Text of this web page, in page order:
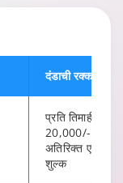
दंडाची रक्कम
प्रति तिमाही ₹
20,000/-
अतिरिक्त एक वेळ
शुल्क